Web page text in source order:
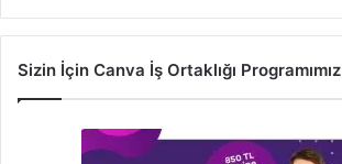
Sizin İçin Canva İş Ortaklığı Programımız